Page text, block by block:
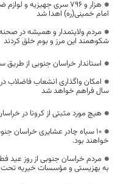
هزار و ۷۹۶ سری جهیزیه
امام خمینی(ره) اهدا شد
مردم ولایتمدار و همیشه در
شکوهمند این مرز و بوم خلق کردند
استاندار خراسان جنوبی از طریق
امکان واگذاری انشعاب فاضلاب
سال فراهم خواهد شد
هیچ مورد مثبتی از کرونا در
10 سیاه چادر عشایری خراسان
خواهند بود.
به بهزیستی و مؤسسات خیریه تحت